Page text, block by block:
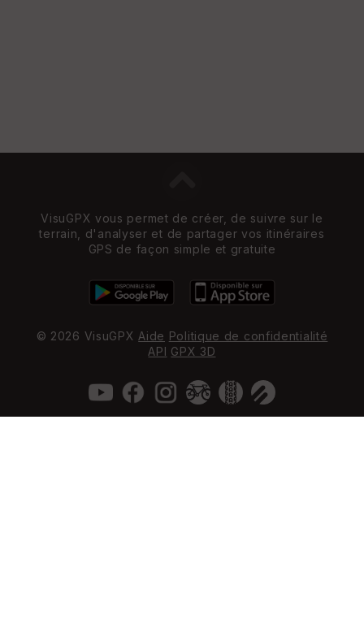
VisuGPX vous permet de créer, de suivre sur le
terrain, d'analyser et de partager vos itinéraires
GPS de façon simple et gratuite
© 2026 VisuGPX Aide Politique de confidentialité
API GPX 3D